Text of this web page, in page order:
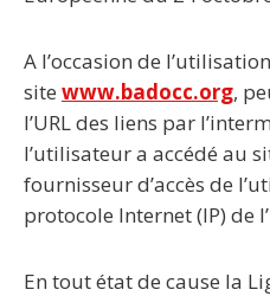
A l’occasion de
site www.badocc.org,
l’URL des liens par
l’utilisateur a accédé au
fournisseur d’accès de
protocole Internet (IP) de
En tout état de cause la